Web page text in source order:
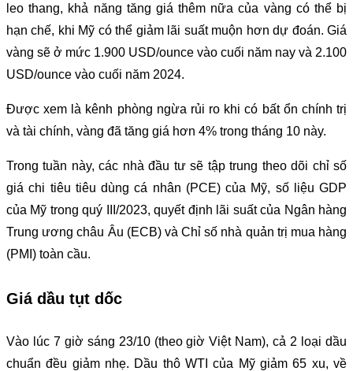
leo thang, khả năng tăng giá thêm nữa của vàng có thể bị
hạn chế, khi Mỹ có thể giảm lãi suất muộn hơn dự đoán. Giá
vàng sẽ ở mức 1.900 USD/ounce vào cuối năm nay và 2.100
USD/ounce vào cuối năm 2024.
Được xem là kênh phòng ngừa rủi ro khi có bất ổn chính trị
và tài chính, vàng đã tăng giá hơn 4% trong tháng 10 này.
Trong tuần này, các nhà đầu tư sẽ tập trung theo dõi chỉ số
giá chi tiêu tiêu dùng cá nhân (PCE) của Mỹ, số liệu GDP
của Mỹ trong quý III/2023, quyết định lãi suất của Ngân hàng
Trung ương châu Âu (ECB) và Chỉ số nhà quản trị mua hàng
(PMI) toàn cầu.
Giá dầu tụt dốc
Vào lúc 7 giờ sáng 23/10 (theo giờ Việt Nam), cả 2 loại dầu
chuẩn đều giảm nhẹ. Dầu thô WTI của Mỹ giảm 65 xu, về